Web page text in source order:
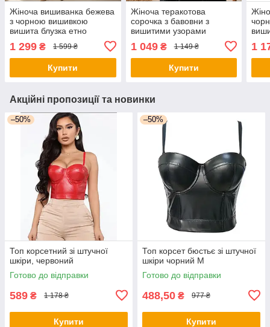
Жіноча вишиванка бежева
з чорною вишивкою
вишита блузка етно
стилі ONESIZE
1 299 ₴ 1 599 ₴
Купити
Жіноча теракотова
сорочка з бавовни з
вишитими узорами
оверсайз блузка з довгим
рукавом стиль бохо
вільний крій
1 049₴ 1 149 ₴
Купити
1
Акційні пропозиції та новинки
–50%
Топ корсетний зі штучної
шкіри, червоний
Готово до відправки
589 ₴ 1 178 ₴
Купити
–50%
Топ корсет бюстьє зі штучної
шкіри чорний М
Готово до відправки
488,50 ₴ 977 ₴
Купити